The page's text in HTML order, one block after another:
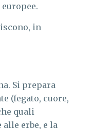
in
Si prepara
(fegato, cuore,
quali
erbe, e la